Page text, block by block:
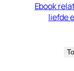
Ebook
liefde